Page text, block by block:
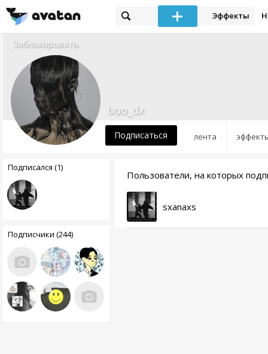
Эффекты
Заблокировать
лента
boo_dx
Подписаться
Подписался (1)
Подписчики (244)
Пользователи, на которых
sxanaxs